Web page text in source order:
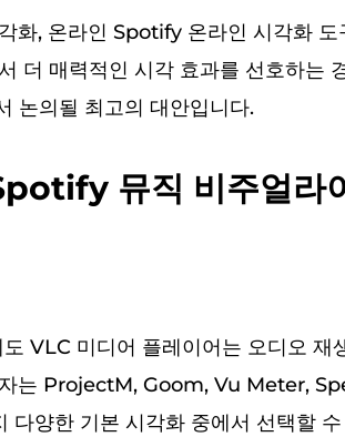
화, 온라인 Spotify 온라인 시각화 도
더 매력적인 시각 효과를 선호하는
논의될 최고의 대안입니다.
뮤직 비주얼라
VLC 미디어 플레이어는 오디오 재
자는 ProjectM, Goom, Vu Meter,
양한 기본 시각화 중에서 선택할 수